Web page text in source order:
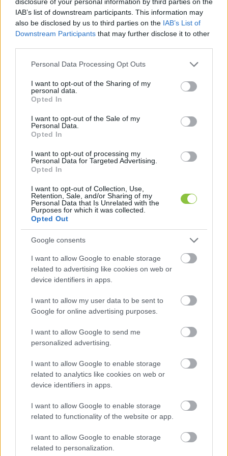
IAB’s list of downstream participants. This information may
also be disclosed by us to third parties on the IAB’s List of
Downstream Participants that may further disclose it to other
Please note that this website/app uses one or more Google
not limited to your visit or usage behaviour. You may click to
grant or deny consent to Google and its third-party tags to
use your data for below specified purposes in below Google
consent section.
Personal Data Processing Opt Outs
I want to opt-out of the Sharing of my
personal data.
Opted In
I want to opt-out of the Sale of my
Personal Data.
Opted In
I want to opt-out of processing my
Personal Data for Targeted Advertising.
Opted In
I want to opt-out of Collection, Use,
Retention, Sale, and/or Sharing of my
Personal Data that Is Unrelated with the
Purposes for which it was collected.
Opted Out
Google consents
I want to allow Google to enable storage
related to advertising like cookies on web or
device identifiers in apps.
I want to allow my user data to be sent to
Google for online advertising purposes.
I want to allow Google to send me
personalized advertising.
I want to allow Google to enable storage
related to analytics like cookies on web or
device identifiers in apps.
I want to allow Google to enable storage
related to functionality of the website or app.
I want to allow Google to enable storage
related to personalization.
gyermekeivel, hogy érthessék, milyen fontos lesz az
ő döntésük.”
A kormány szerinte leginkább a sporton
keresztül tud segíteni a nevelésben. Miskolcot a
ugyanakkor hangsúlyozta: a fiatalok
kalandozhatnak, csak legyen hova visszatérniük
– feltéve, hogy „nem viszik el őket katonának
Ukrajnába”.
Egy magát „elégedettebb pedagógusnak”
nevező tanár a közoktatásról kérdezett. Orbán
elismerte, hogy a tanárok és a kormány
kapcsolata az elmúlt időszakban „nyikorgott”,
tüntetések is voltak, és kijelentette: a
pedagógusok rosszul voltak fizetve. A helyzet
rendezését a következő ciklus feladatának
nevezte.
azt mondta, a kérdést „rendbe kell tenni”, és
megígérte: a magyar kormány jogi segítséget
nyújt mindenkinek, akit hátrány ér. A háborúról
úgy fogalmazott, az „minden nap kopogtat az
tartania.